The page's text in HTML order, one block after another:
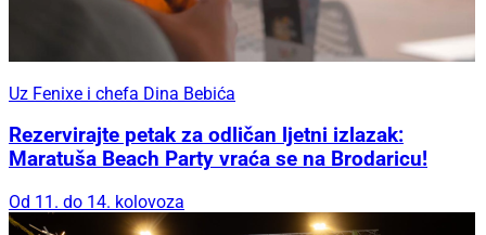
Uz Fenixe i chefa Dina Bebića
Rezervirajte petak za odličan ljetni izlazak:
Maratuša Beach Party vraća se na Brodaricu!
Od 11. do 14. kolovoza